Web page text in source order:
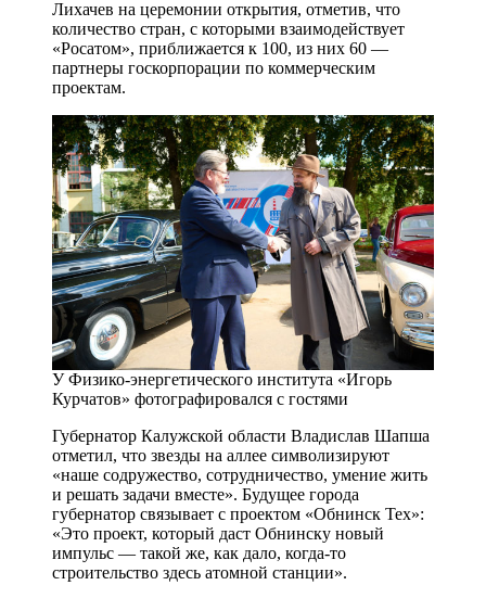
Лихачев на церемонии открытия, отметив, что
количество стран, с которыми взаимодействует
«Росатом», приближается к 100, из них 60 — ​
партнеры госкорпорации по коммерческим
проектам.
У Физико-энергетического института «Игорь
Курчатов» фотографировался с гостями
Губернатор Калужской области Владислав Шапша
отметил, что звезды на аллее символизируют
«наше содружество, сотрудничество, умение жить
и решать задачи вместе». Будущее города
губернатор связывает с проектом «Обнинск Тех»:
«Это проект, который даст Обнинску новый
импульс — ​такой же, как дало, когда‑то
строительство здесь атомной станции».